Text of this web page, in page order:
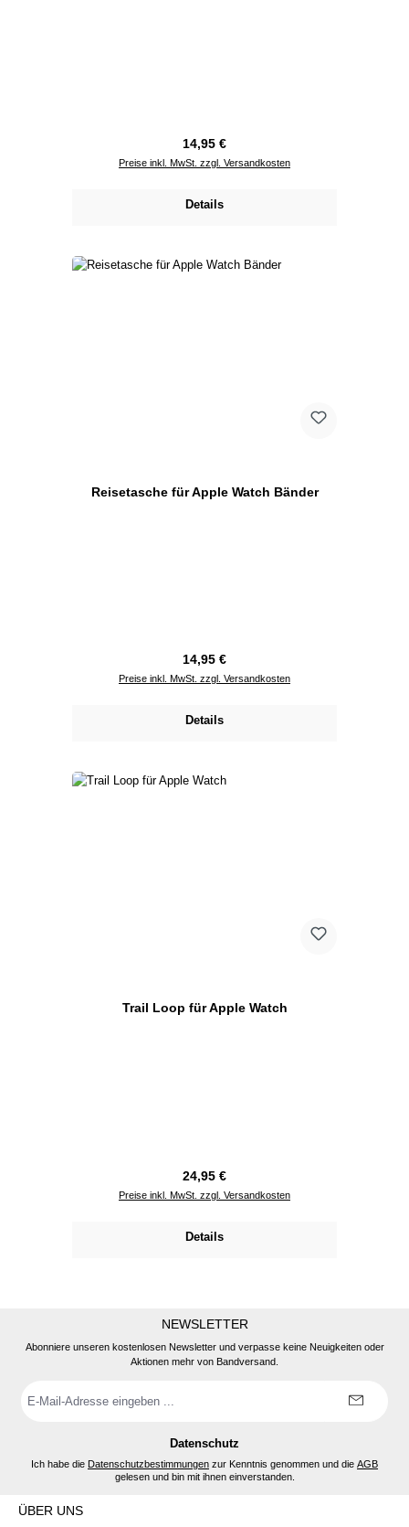
Regulärer Preis:
14,95 €
Preise inkl. MwSt. zzgl. Versandkosten
Details
Reisetasche für Apple Watch Bänder
Regulärer Preis:
14,95 €
Preise inkl. MwSt. zzgl. Versandkosten
Details
Trail Loop für Apple Watch
Regulärer Preis:
24,95 €
Preise inkl. MwSt. zzgl. Versandkosten
Details
NEWSLETTER
Abonniere unseren kostenlosen Newsletter und verpasse keine Neuigkeiten oder
Aktionen mehr von Bandversand.
Mail-
Datenschutz
Ich habe die Datenschutzbestimmungen zur Kenntnis genommen und die AGB
gelesen und bin mit ihnen einverstanden.
ÜBER UNS